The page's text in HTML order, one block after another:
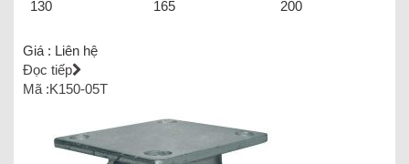
130 165 200
Giá : Liên hệ
Đọc tiếp
Mã :K150-05T